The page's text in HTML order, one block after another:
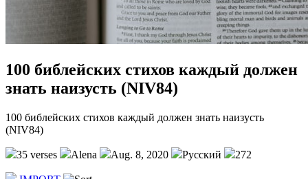
100 библейских стихов каждый должен
знать наизусть (NIV84)
100 библейских стихов каждый должен знать наизусть
(NIV84)
35 verses Alena Aug. 8, 2020 Русский 272